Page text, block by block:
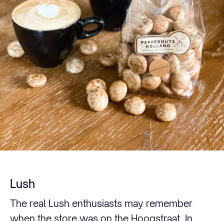
Lush
The real Lush enthusiasts may remember
when the store was on the Hoogstraat. In